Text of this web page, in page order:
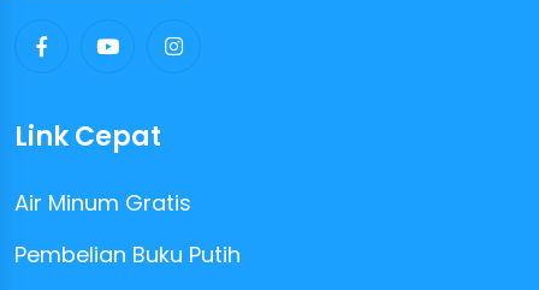
Link Cepat
Air Minum Gratis
Pembelian Buku Putih